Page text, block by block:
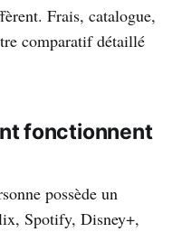
Frais, catalogue,
comparatif détaillé
fonctionnent
possède un
Spotify, Disney+,